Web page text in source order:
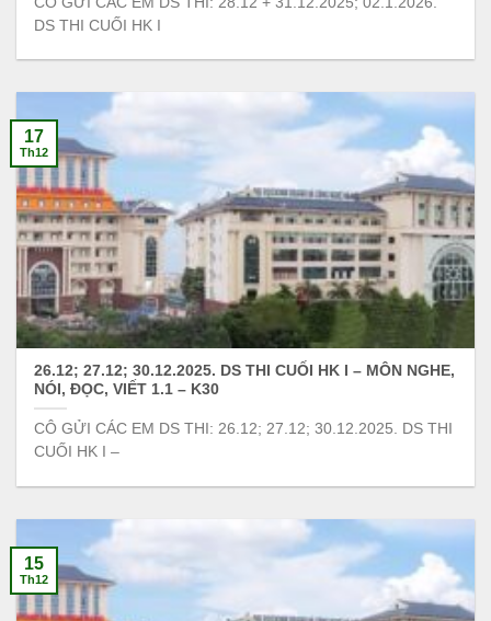
DS THI CUỐI HK I
26.12; 27.12; 30.12.2025. DS THI CUỐI HK I – MÔN NGHE,
NÓI, ĐỌC, VIẾT 1.1 – K30
CÔ GỬI CÁC EM DS THI: 26.12; 27.12; 30.12.2025. DS THI
CUỐI HK I –
17
Th12
15
Th12